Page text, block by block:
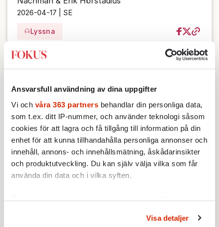
Ansvarsfull användning av dina uppgifter
Vi och våra 363 partners behandlar din personliga data,
som t.ex. ditt IP-nummer, och använder teknologi såsom
cookies för att lagra och få tillgång till information på din
enhet för att kunna tillhandahålla personliga annonser och
innehåll, annons- och innehållsmätning, åskådarinsikter
och produktutveckling. Du kan själv välja vilka som får
använda din data och i vilka syften.
Ta reda på mer om hur dina personliga uppgifter
Du kan ändra eller dra tillbaka ditt samtycke när som
Visa detaljer
2026-04-17 | SE
Lyssna